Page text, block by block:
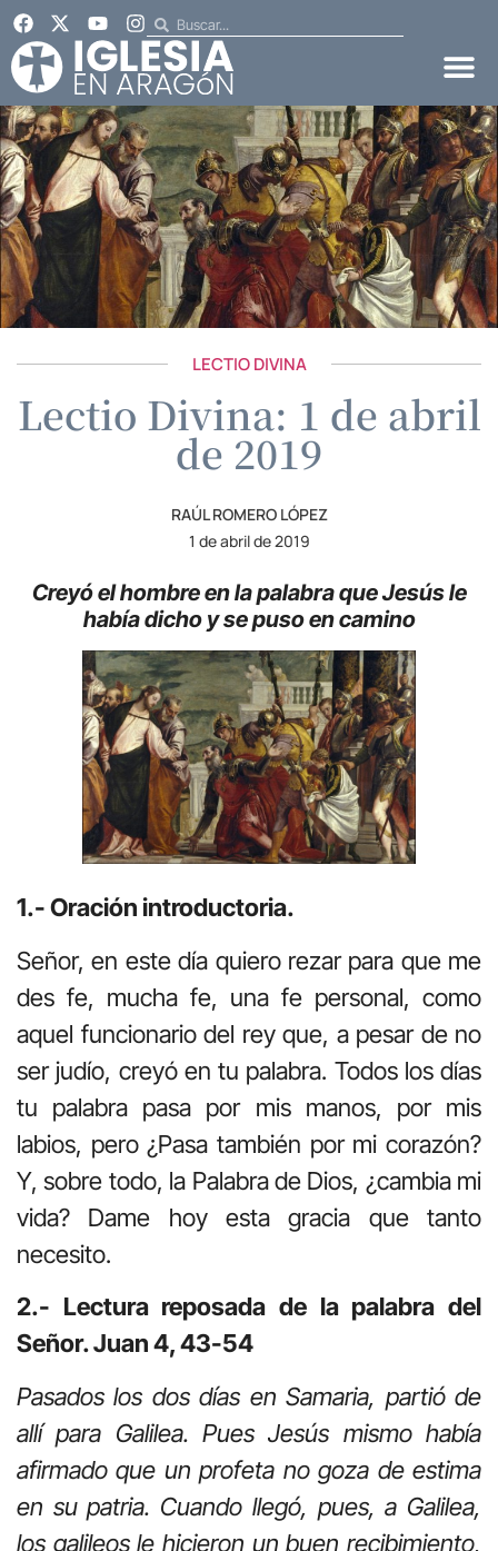
LECTIO DIVINA
Lectio Divina: 1 de abril
de 2019
RAÚL ROMERO LÓPEZ
1 de abril de 2019
Creyó el hombre en la palabra que Jesús le
había dicho y se puso en camino
1.- Oración introductoria.
Señor, en este día quiero rezar para que me
des fe, mucha fe, una fe personal, como
aquel funcionario del rey que, a pesar de no
ser judío, creyó en tu palabra. Todos los días
tu palabra pasa por mis manos, por mis
labios, pero ¿Pasa también por mi corazón?
Y, sobre todo, la Palabra de Dios, ¿cambia mi
vida? Dame hoy esta gracia que tanto
necesito.
2.- Lectura reposada de la palabra del
Señor. Juan 4, 43-54
Pasados los dos días en Samaria, partió de
allí para Galilea. Pues Jesús mismo había
afirmado que un profeta no goza de estima
en su patria. Cuando llegó, pues, a Galilea,
los galileos le hicieron un buen recibimiento,